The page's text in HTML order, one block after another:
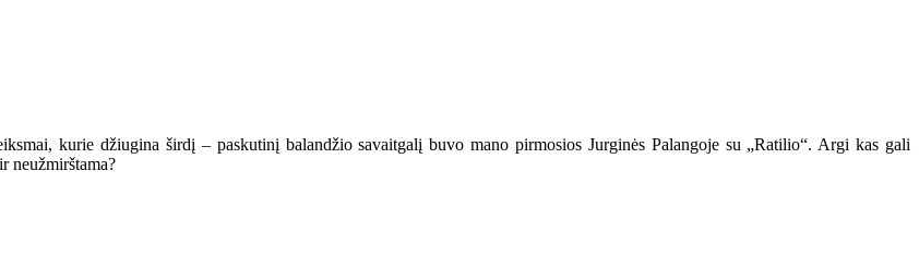
kurie džiugina širdį – paskutinį balandžio savaitgalį buvo mano pirmosios Jurginės Palangoje su „Ratilio“. Argi kas gali
neužmirštama?